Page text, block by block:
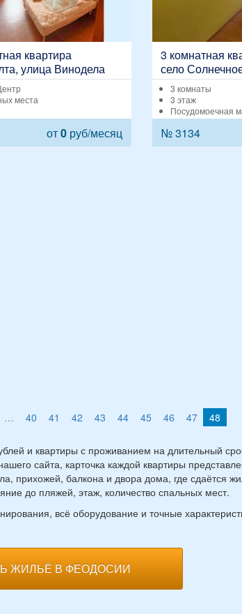
квартира
улица Винодела
15
места
от0 руб/месяц
3 комнатная
село
3 комнаты
3 этаж
Посудомоечная
№ 3134
… 40 41 42 43 44 45 46 47 48
и квартиры с проживанием на длительный
сайта, карточка каждой квартиры
прихожей, балкона и двора дома, где сдаётся
до пляжей, этаж, количество спальных мест.
всё оборудование и точные
ЖИЛЬЁ В ФЕОДОСИИ